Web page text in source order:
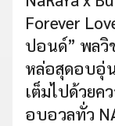
Forever
ปอนด์” พลวิ
หล่อสุดอบอุ่
เต็มไปด้วยค
อบอวลทั่ว